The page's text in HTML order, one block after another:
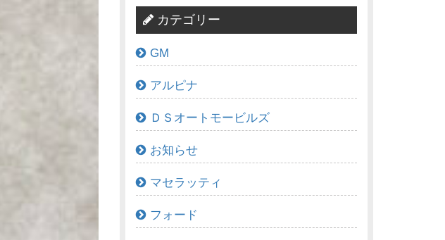
カテゴリー
GM
アルピナ
ＤＳオートモービルズ
お知らせ
マセラッティ
フォード